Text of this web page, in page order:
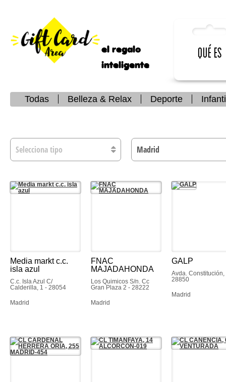
el regalo
inteligente
Qué es
Todas Belleza & Relax Deporte
Media markt c.c.
isla azul
C.c. Isla Azul C/
Calderilla, 1 - 28054
Madrid
FNAC
MAJADAHONDA
Los Quimicos S/n. Cc
Gran Plaza 2 - 28222
Madrid
GALP
Avda. Constitución,
28850
Madrid